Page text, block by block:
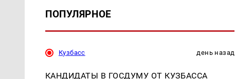
ПОПУЛЯРНОЕ
Кузбасс день назад
КАНДИДАТЫ В ГОСДУМУ ОТ КУЗБАССА